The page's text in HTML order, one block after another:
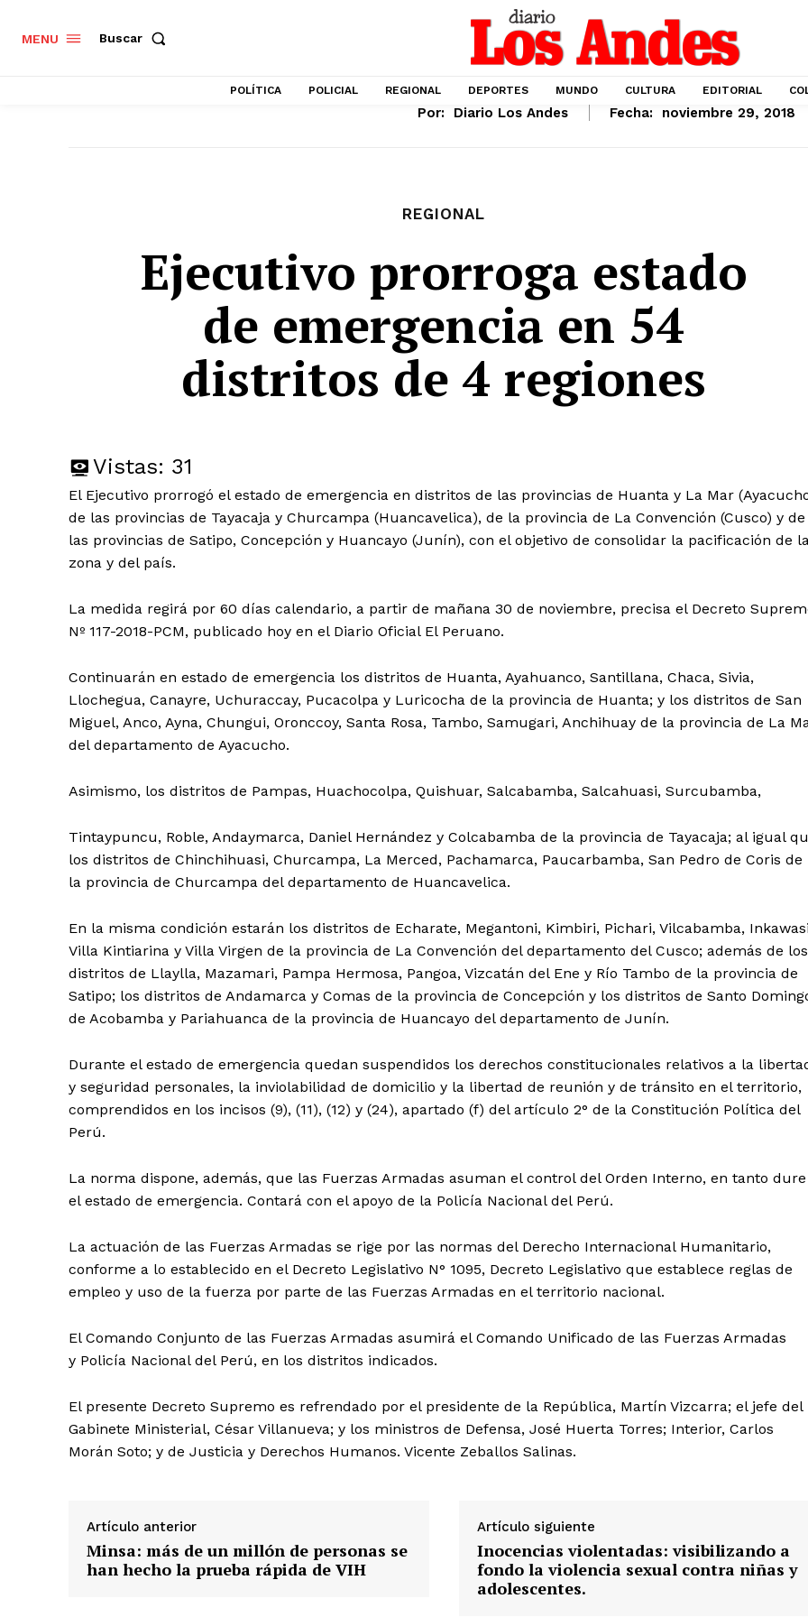
Nosotros
MENU Buscar
POLÍTICA POLICIAL REGIONAL DEPORTES MUNDO CULTURA EDITORIAL
Por: Diario Los Andes Fecha: noviembre 29, 2018
REGIONAL
Ejecutivo prorroga estado
de emergencia en 54
distritos de 4 regiones
Vistas: 31
El Ejecutivo prorrogó el estado de emergencia en distritos de las provincias de Huanta y La Mar
de las provincias de Tayacaja y Churcampa (Huancavelica), de la provincia de La Convención (Cusco) y de
las provincias de Satipo, Concepción y Huancayo (Junín), con el objetivo de consolidar la pacificación de
zona y del país.
La medida regirá por 60 días calendario, a partir de mañana 30 de noviembre, precisa el Decreto
Nº 117-2018-PCM, publicado hoy en el Diario Oficial El Peruano.
Continuarán en estado de emergencia los distritos de Huanta, Ayahuanco, Santillana, Chaca, Sivia,
Llochegua, Canayre, Uchuraccay, Pucacolpa y Luricocha de la provincia de Huanta; y los distritos de San
Miguel, Anco, Ayna, Chungui, Oronccoy, Santa Rosa, Tambo, Samugari, Anchihuay de la provincia de La
del departamento de Ayacucho.
Asimismo, los distritos de Pampas, Huachocolpa, Quishuar, Salcabamba, Salcahuasi, Surcubamba,
Tintaypuncu, Roble, Andaymarca, Daniel Hernández y Colcabamba de la provincia de Tayacaja; al igual
los distritos de Chinchihuasi, Churcampa, La Merced, Pachamarca, Paucarbamba, San Pedro de Coris de
la provincia de Churcampa del departamento de Huancavelica.
En la misma condición estarán los distritos de Echarate, Megantoni, Kimbiri, Pichari, Vilcabamba,
Villa Kintiarina y Villa Virgen de la provincia de La Convención del departamento del Cusco; además de los
distritos de Llaylla, Mazamari, Pampa Hermosa, Pangoa, Vizcatán del Ene y Río Tambo de la provincia de
Satipo; los distritos de Andamarca y Comas de la provincia de Concepción y los distritos de Santo
de Acobamba y Pariahuanca de la provincia de Huancayo del departamento de Junín.
Durante el estado de emergencia quedan suspendidos los derechos constitucionales relativos a la
y seguridad personales, la inviolabilidad de domicilio y la libertad de reunión y de tránsito en el territorio,
comprendidos en los incisos (9), (11), (12) y (24), apartado (f) del artículo 2° de la Constitución Política del
Perú.
La norma dispone, además, que las Fuerzas Armadas asuman el control del Orden Interno, en tanto dure
el estado de emergencia. Contará con el apoyo de la Policía Nacional del Perú.
La actuación de las Fuerzas Armadas se rige por las normas del Derecho Internacional Humanitario,
conforme a lo establecido en el Decreto Legislativo N° 1095, Decreto Legislativo que establece reglas de
empleo y uso de la fuerza por parte de las Fuerzas Armadas en el territorio nacional.
El Comando Conjunto de las Fuerzas Armadas asumirá el Comando Unificado de las Fuerzas Armadas
y Policía Nacional del Perú, en los distritos indicados.
El presente Decreto Supremo es refrendado por el presidente de la República, Martín Vizcarra; el jefe del
Gabinete Ministerial, César Villanueva; y los ministros de Defensa, José Huerta Torres; Interior, Carlos
Morán Soto; y de Justicia y Derechos Humanos. Vicente Zeballos Salinas.
Artículo anterior
Minsa: más de un millón de personas se
han hecho la prueba rápida de VIH
Artículo siguiente
Inocencias violentadas: visibilizando a
fondo la violencia sexual contra niñas y
adolescentes.